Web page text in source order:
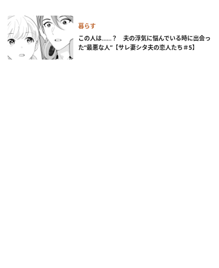
暮らす
この人は……？ 夫の浮気に悩んでいる時に出会っ
た“最悪な人”【サレ妻シタ夫の恋人たち＃5】